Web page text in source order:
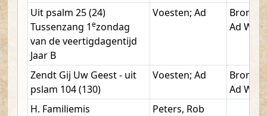
Uit psalm 25 (24)
Tussenzang 1ezondag
van de veertigdagentijd
Jaar B
Voesten; Ad
Ad W.
Zendt Gij Uw Geest - uit
pslam 104 (130)
Voesten; Ad
Ad W.
H. Familiemis
Peters, Rob